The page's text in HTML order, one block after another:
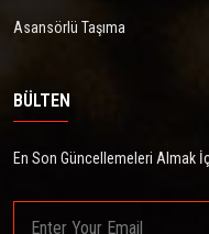
Asansörlü Taşıma
BÜLTEN
En Son Güncellemeleri Almak